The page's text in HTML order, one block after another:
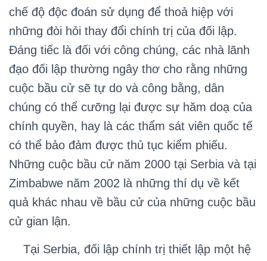
chế độ độc đoán sử dụng để thoả hiệp với
những đòi hỏi thay đổi chính trị của đối lập.
Đáng tiếc là đối với công chúng, các nhà lãnh
đạo đối lập thường ngây thơ cho rằng những
cuộc bầu cử sẽ tự do và công bằng, dân
chúng có thể cưỡng lại được sự hăm doạ của
chính quyền, hay là các thẩm sát viên quốc tế
có thể bảo đảm được thủ tục kiểm phiếu.
Những cuộc bầu cử năm 2000 tại Serbia và tại
Zimbabwe năm 2002 là những thí dụ về kết
quả khác nhau về bầu cử của những cuộc bầu
cử gian lận.
Tại Serbia, đối lập chính trị thiết lập một hệ